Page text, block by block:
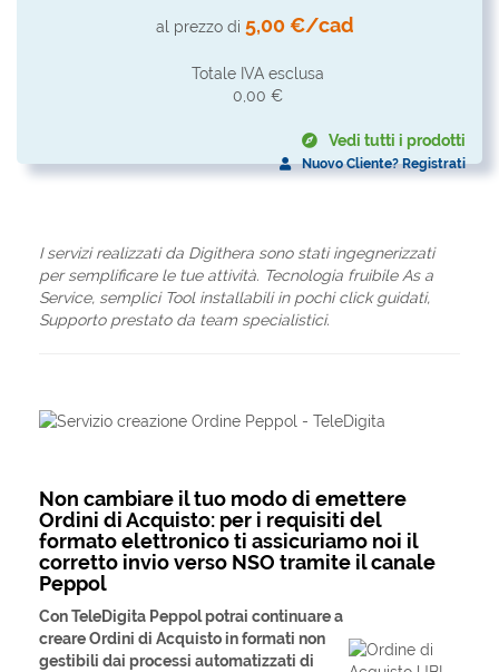
al prezzo di 5,00 €/cad
Totale IVA esclusa
0,00 €
Vedi tutti i prodotti
Nuovo Cliente? Registrati
I servizi realizzati da Digithera sono stati ingegnerizzati
per semplificare le tue attività. Tecnologia fruibile As a
Service, semplici Tool installabili in pochi click guidati,
Supporto prestato da team specialistici.
Non cambiare il tuo modo di emettere
Ordini di Acquisto: per i requisiti del
formato elettronico ti assicuriamo noi il
corretto invio verso NSO tramite il canale
Peppol
Con TeleDigita Peppol potrai continuare a
creare Ordini di Acquisto in formati non
gestibili dai processi automatizzati di